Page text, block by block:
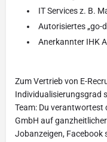
IT Services z. B.
Autorisiertes „go-
Anerkannter IHK
Zum Vertrieb von E-
Individualisierungsgrad
Team: Du verantwortest
GmbH auf
Jobanzeigen, Facebook